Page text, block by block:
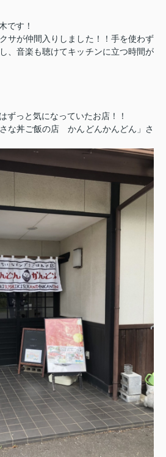
です！
サが仲間入りしました！！手を使わず
、音楽も聴けてキッチンに立つ時間が
ずっと気になっていたお店！！
な丼ご飯の店 かんどんかんどん」さ